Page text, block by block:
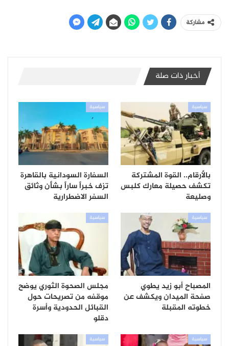
مشاركة
أخبار ذات صلة
سياسية
بالأرقام.. القوة المشتركة
تكشف حصيلة معارك كلبس
وصليعة
سياسية
السفارة السودانية بالقاهرة
تزف خبراً ساراً بشأن وثائق
السفر الاضطرارية
سياسية
المصباح أبو زيد يطوي
صفحة الميدان ويكشف عن
خطوته المقبلة
سياسية
مجلس الصحوة الثوري يوضح
موقفه من تصريحات حول
القبائل الحدودية وأسرة
دقلو
سياسية سياسية